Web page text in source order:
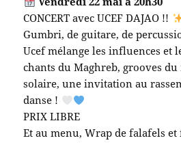
CONCERT avec UCEF DAJAO !!
Gumbri, de guitare, de
Ucef mélange les influences et
chants du Maghreb, grooves
solaire, une invitation au
danse !
PRIX LIBRE
Et au menu, Wrap de falafels et